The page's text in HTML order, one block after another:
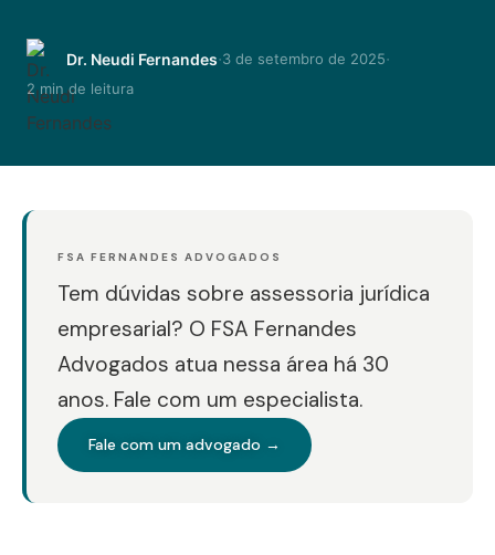
Dr. Neudi Fernandes·3 de setembro de 2025·
2 min de leitura
FSA FERNANDES ADVOGADOS
Tem dúvidas sobre assessoria jurídica
empresarial? O FSA Fernandes
Advogados atua nessa área há 30
anos. Fale com um especialista.
Fale com um advogado →